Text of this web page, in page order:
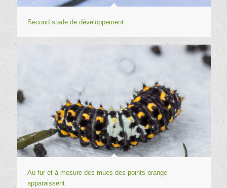
Second stade de développement
Au fur et à mesure des mues des points orange
apparaissent